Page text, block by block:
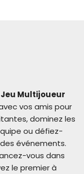
Jeu Multijoueur
vos amis pour
dominez les
ou défiez-
événements.
vous dans
le premier à